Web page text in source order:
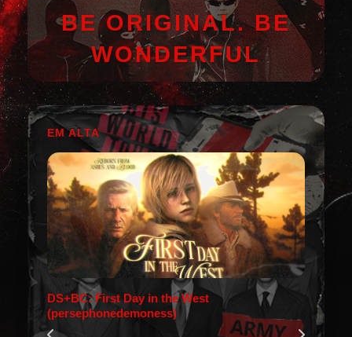
BE ORIGINAL. BE
WONDERFUL
EM ALTA
DS+BC: First Day in the West
(persephonedemoness)